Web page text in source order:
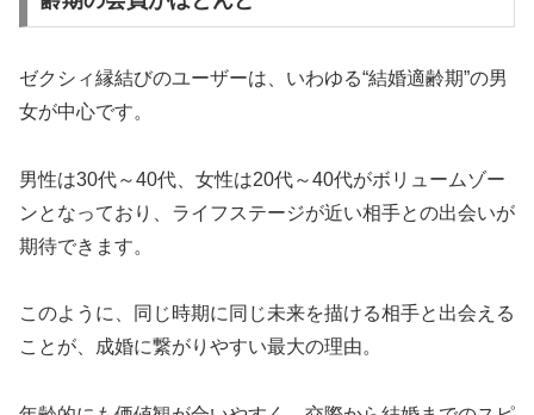
ゼクシィ縁結びのユーザーは、いわゆる“結婚適齢期”の男
女が中心です。
男性は30代～40代、女性は20代～40代がボリュームゾー
ンとなっており、ライフステージが近い相手との出会いが
期待できます。
このように、同じ時期に同じ未来を描ける相手と出会える
ことが、成婚に繋がりやすい最大の理由。